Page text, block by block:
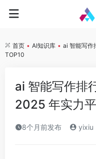
首页 • AI知识库 • ai 智能写作
TOP10
ai 智能写作排
2025 年实力
8个月前发布 yixiu